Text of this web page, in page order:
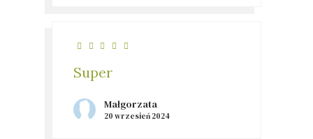
Super
Małgorzata
20 wrzesień 2024